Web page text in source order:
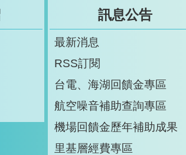
訊息公告
最新消息
RSS訂閱
台電、海湖回饋金專區
航空噪音補助查詢專區
機場回饋金歷年補助成果
里基層經費專區